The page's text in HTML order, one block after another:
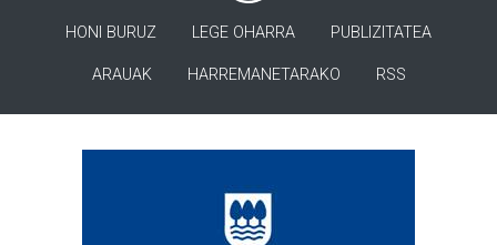
HONI BURUZ LEGE OHARRA PUBLIZITATEA
ARAUAK HARREMANETARAKO RSS